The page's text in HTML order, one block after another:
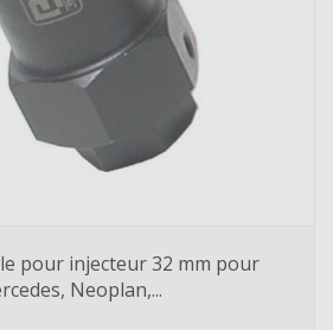
pour injecteur 32 mm pour
Neoplan,...